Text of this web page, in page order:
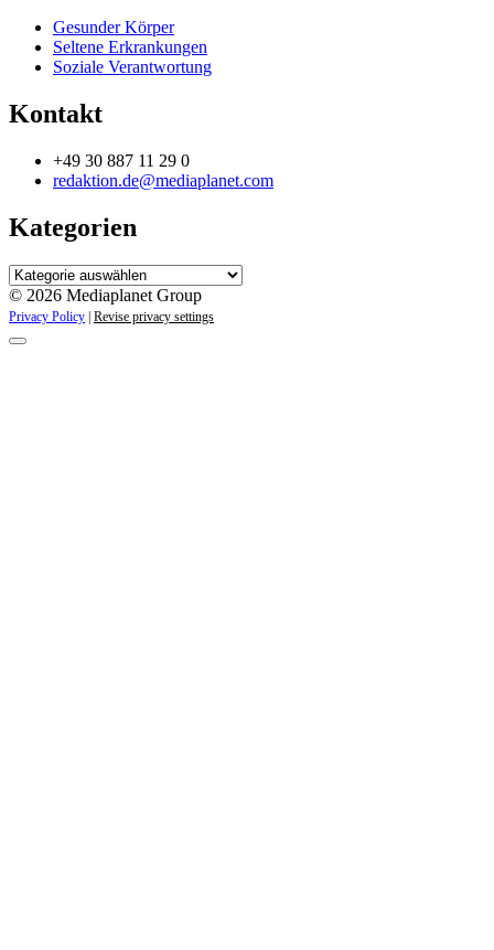
Gesunder Körper
Seltene Erkrankungen
Soziale Verantwortung
Kontakt
+49 30 887 11 29 0
redaktion.de@mediaplanet.com
Kategorien
Kategorien
© 2026 Mediaplanet Group
Privacy Policy | Revise privacy settings